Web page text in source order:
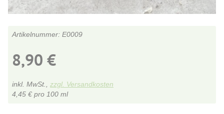
E0009
8,90 €
inkl. MwSt., zzgl. Versandkosten
4,45 € pro 100 ml